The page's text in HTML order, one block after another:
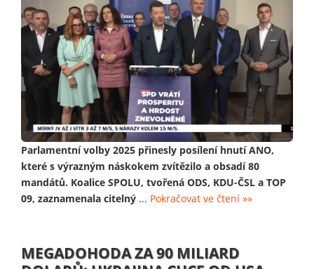
Parlamentní volby 2025 přinesly posílení hnutí ANO,
které s výrazným náskokem zvítězilo a obsadí 80
mandátů. Koalice SPOLU, tvořená ODS, KDU-ČSL a TOP
09, zaznamenala citelný ... Pokračovat ve čtení »»
MEGADOHODA ZA 90 MILIARD